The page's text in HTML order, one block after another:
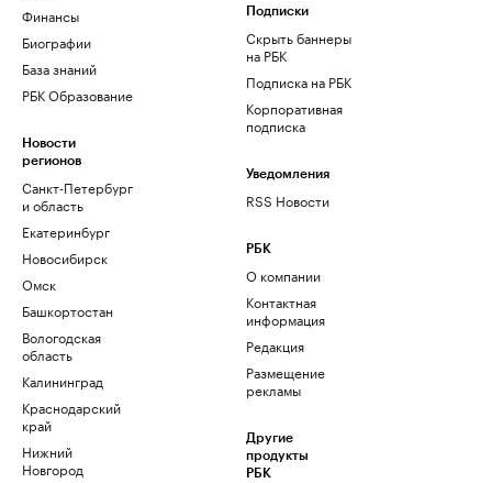
Финансы
Биографии
База знаний
РБК Образование
Новости
регионов
Санкт-Петербург
и область
Екатеринбург
Новосибирск
Омск
Башкортостан
Вологодская
область
Калининград
Краснодарский
край
Нижний
Новгород
Подписки
Скрыть баннеры
на РБК
Подписка на РБК
Корпоративная
подписка
Уведомления
RSS Новости
РБК
О компании
Контактная
информация
Редакция
Размещение
рекламы
Другие
продукты
РБК